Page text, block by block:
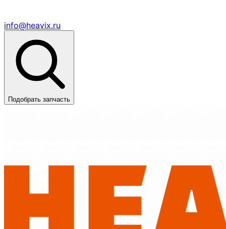
info@heavix.ru
Подобрать запчасть